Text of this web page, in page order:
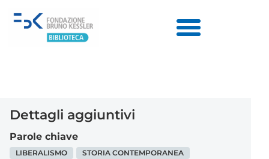
Dettagli aggiuntivi
Parole chiave
LIBERALISMO STORIA CONTEMPORANEA